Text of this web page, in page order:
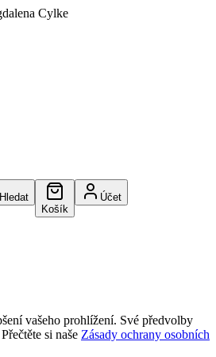
Cylke
Hledat
Košík
Účet
vašeho prohlížení. Své předvolby
Přečtěte si naše Zásady ochrany osobních